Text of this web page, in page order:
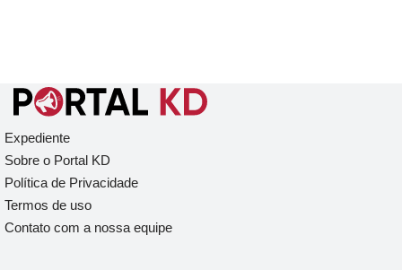
Expediente
Sobre o Portal KD
Política de Privacidade
Termos de uso
Contato com a nossa equipe